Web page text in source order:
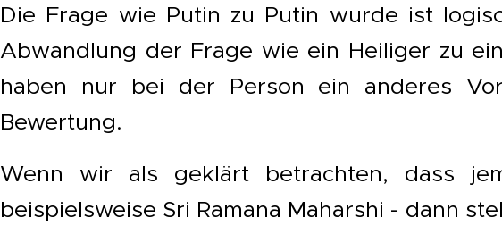
Die Frage wie Putin zu Putin wurde ist
Abwandlung der Frage wie ein Heiliger zu
haben nur bei der Person ein anderes
Bewertung.
Wenn wir als geklärt betrachten, dass
beispielsweise Sri Ramana Maharshi - dann